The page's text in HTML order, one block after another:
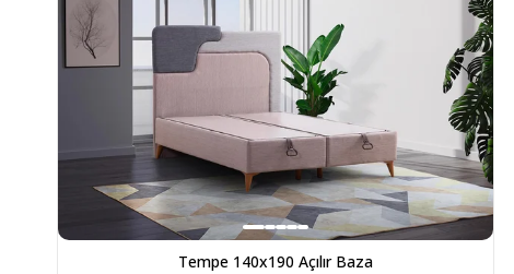
Tempe 140x190 Açılır Baza